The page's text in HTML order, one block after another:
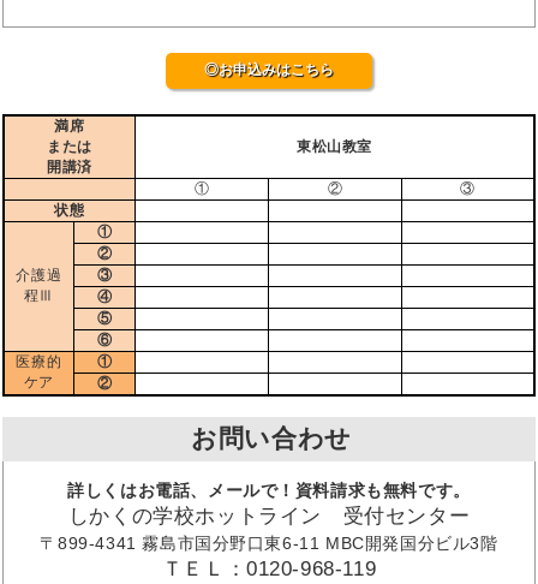
◎お申込みはこちら
満席
または
開講済
東松山教室
① ②
③
状態
介護過
程Ⅲ
①
②
③
④
⑤
⑥
医療的
ケア
①
②
お問い合わせ
詳しくはお電話、メールで！資料請求も無料です。
しかくの学校ホットライン 受付センター
〒899-4341 霧島市国分野口東6-11 MBC開発国分ビル3階
ＴＥＬ：0120-968-119